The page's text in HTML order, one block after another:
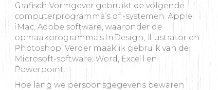
Grafisch Vormgever gebruikt de volgende
computerprogramma’s of -systemen: Apple
iMac, Adobe software, waaronder de
opmaakprogramma’s InDesign, Illustrator en
Photoshop. Verder maak ik gebruik van de
Microsoft-software: Word, Excell en
Powerpoint.
Hoe lang we persoonsgegevens bewaren